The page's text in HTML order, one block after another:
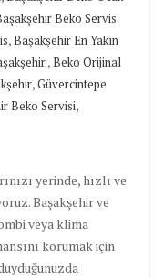
Beko Servis
,Başakşehir En Yakın
,Beko Orijinal
,Güvercintepe
Beko Servisi,
yerinde, hızlı ve
Başakşehir ve
veya klima
korumak için